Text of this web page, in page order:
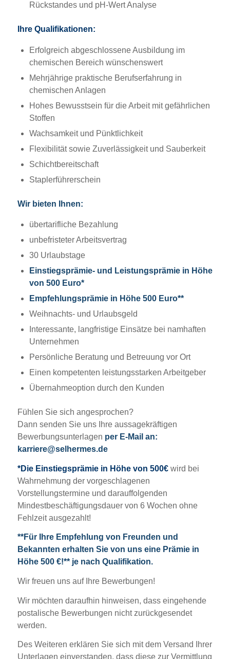
Rückstandes und pH-Wert Analyse
Ihre Qualifikationen:
Erfolgreich abgeschlossene Ausbildung im
chemischen Bereich wünschenswert
Mehrjährige praktische Berufserfahrung in
chemischen Anlagen
Hohes Bewusstsein für die Arbeit mit gefährlichen
Stoffen
Wachsamkeit und Pünktlichkeit
Flexibilität sowie Zuverlässigkeit und Sauberkeit
Schichtbereitschaft
Staplerführerschein
Wir bieten Ihnen:
übertarifliche Bezahlung
unbefristeter Arbeitsvertrag
30 Urlaubstage
Einstiegsprämie- und Leistungsprämie in Höhe
von 500 Euro*
Empfehlungsprämie in Höhe 500 Euro**
Weihnachts- und Urlaubsgeld
Interessante, langfristige Einsätze bei namhaften
Unternehmen
Persönliche Beratung und Betreuung vor Ort
Einen kompetenten leistungsstarken Arbeitgeber
Übernahmeoption durch den Kunden
Fühlen Sie sich angesprochen?
Dann senden Sie uns Ihre aussagekräftigen
Bewerbungsunterlagen per E-Mail an:
karriere@selhermes.de
*Die Einstiegsprämie in Höhe von 500€ wird bei
Wahrnehmung der vorgeschlagenen
Vorstellungstermine und darauffolgenden
Mindestbeschäftigungsdauer von 6 Wochen ohne
Fehlzeit ausgezahlt!
**Für Ihre Empfehlung von Freunden und
Bekannten erhalten Sie von uns eine Prämie in
Höhe 500 €!** je nach Qualifikation.
Wir freuen uns auf Ihre Bewerbungen!
Wir möchten daraufhin hinweisen, dass eingehende
postalische Bewerbungen nicht zurückgesendet
werden.
Des Weiteren erklären Sie sich mit dem Versand Ihrer
Unterlagen einverstanden, dass diese zur Vermittlung